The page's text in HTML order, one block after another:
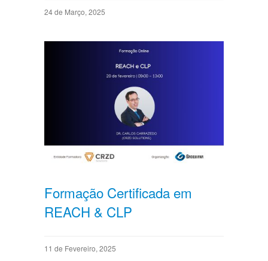
24 de Março, 2025
Formação Certificada em
REACH & CLP
11 de Fevereiro, 2025